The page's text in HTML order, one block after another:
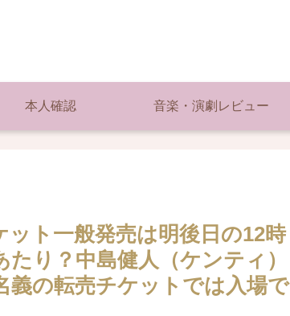
本人確認 音楽・演劇レビュー
ト一般発売は明後日の12時
り？中島健人（ケンティ）
義の転売チケットでは入場で